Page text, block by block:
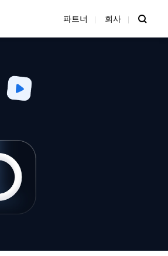
파트너 회사